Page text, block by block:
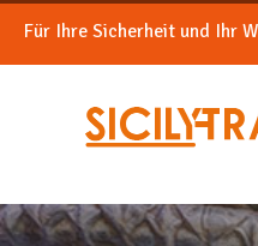
Für Ihre Sicherheit und Ihr